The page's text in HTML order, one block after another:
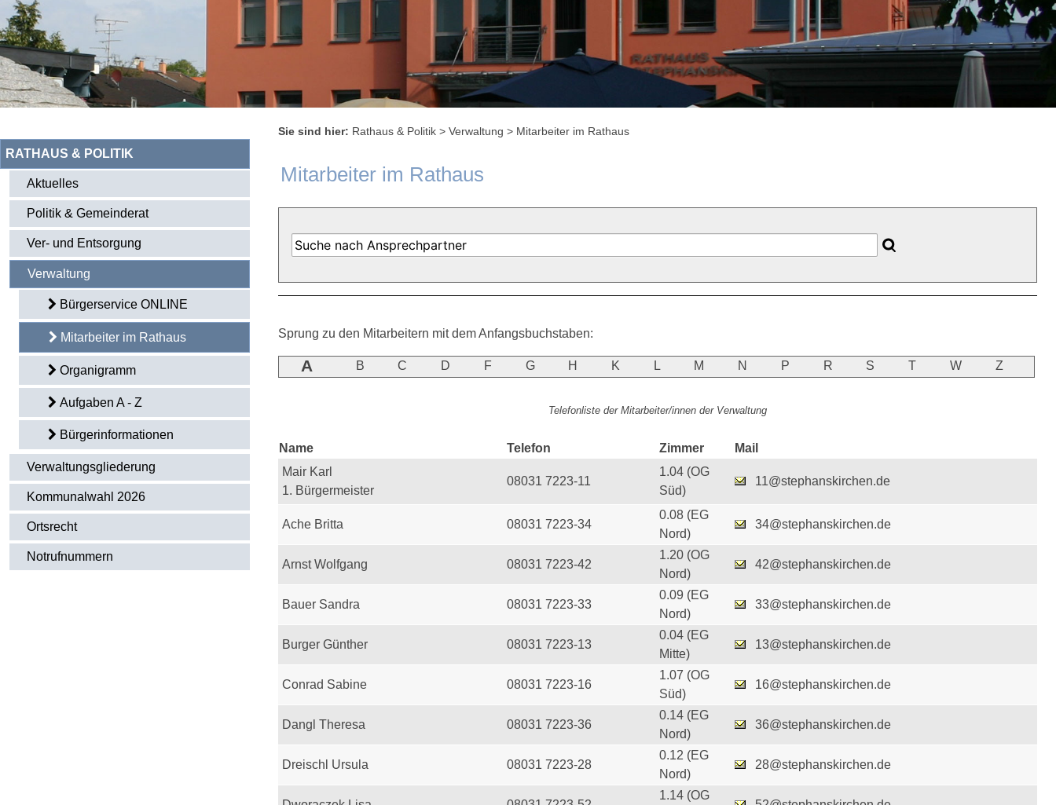
RATHAUS & POLITIK
Aktuelles
Politik & Gemeinderat
Ver- und Entsorgung
Verwaltung
Bürgerservice ONLINE
Mitarbeiter im Rathaus
Organigramm
Aufgaben A - Z
Bürgerinformationen
Verwaltungsgliederung
Kommunalwahl 2026
Ortsrecht
Notrufnummern
Sie sind hier: Rathaus & Politik > Verwaltung > Mitarbeiter im Rathaus
Mitarbeiter im Rathaus
Sprung zu den Mitarbeitern mit dem Anfangsbuchstaben:
A B C D F G H K L M N P R S T W Z
Telefonliste der Mitarbeiter/innen der Verwaltung
Name Telefon Zimmer
Mail
Mair Karl
1. Bürgermeister
08031 7223-11
1.04 (OG
Süd)
11@stephanskirchen.de
Ache Britta 08031 7223-34
0.08 (EG
Nord)
34@stephanskirchen.de
Arnst Wolfgang 08031 7223-42
1.20 (OG
Nord)
42@stephanskirchen.de
Bauer Sandra 08031 7223-33
0.09 (EG
Nord)
33@stephanskirchen.de
Burger Günther 08031 7223-13
0.04 (EG
Mitte)
13@stephanskirchen.de
Conrad Sabine 08031 7223-16
1.07 (OG
Süd)
16@stephanskirchen.de
Dangl Theresa 08031 7223-36
0.14 (EG
Nord)
36@stephanskirchen.de
Dreischl Ursula 08031 7223-28
0.12 (EG
Nord)
28@stephanskirchen.de
1.14 (OG